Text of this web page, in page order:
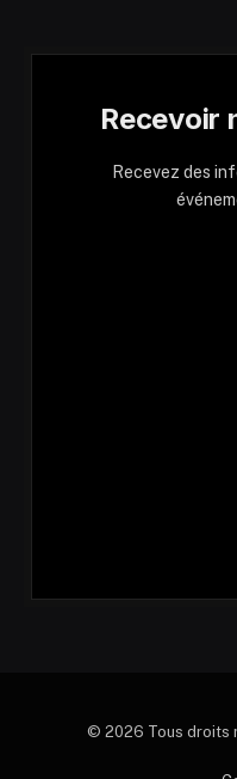
Recevoir
Recevez des
© 2026 Tous droits